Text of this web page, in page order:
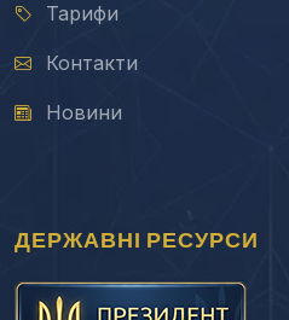
Тарифи
Контакти
Новини
ДЕРЖАВНІ РЕСУРСИ